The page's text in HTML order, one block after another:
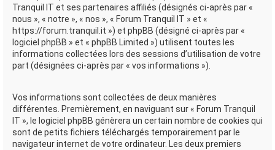
Tranquil IT et ses partenaires affiliés (désignés ci-après par «
nous », « notre », « nos », « Forum Tranquil IT » et «
https://forum.tranquil.it ») et phpBB (désigné ci-après par «
logiciel phpBB » et « phpBB Limited ») utilisent toutes les
informations collectées lors des sessions d’utilisation de votre
part (désignées ci-après par « vos informations »).
Vos informations sont collectées de deux manières
différentes. Premièrement, en naviguant sur « Forum Tranquil
IT », le logiciel phpBB génèrera un certain nombre de cookies qui
sont de petits fichiers téléchargés temporairement par le
navigateur internet de votre ordinateur. Les deux premiers